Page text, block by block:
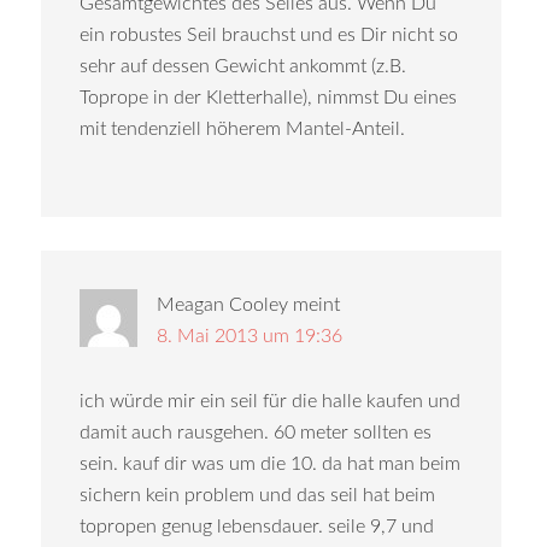
Gesamtgewichtes des Seiles aus. Wenn Du
ein robustes Seil brauchst und es Dir nicht so
sehr auf dessen Gewicht ankommt (z.B.
Toprope in der Kletterhalle), nimmst Du eines
mit tendenziell höherem Mantel-Anteil.
Meagan Cooley meint
8. Mai 2013 um 19:36
ich würde mir ein seil für die halle kaufen und
damit auch rausgehen. 60 meter sollten es
sein. kauf dir was um die 10. da hat man beim
sichern kein problem und das seil hat beim
topropen genug lebensdauer. seile 9,7 und